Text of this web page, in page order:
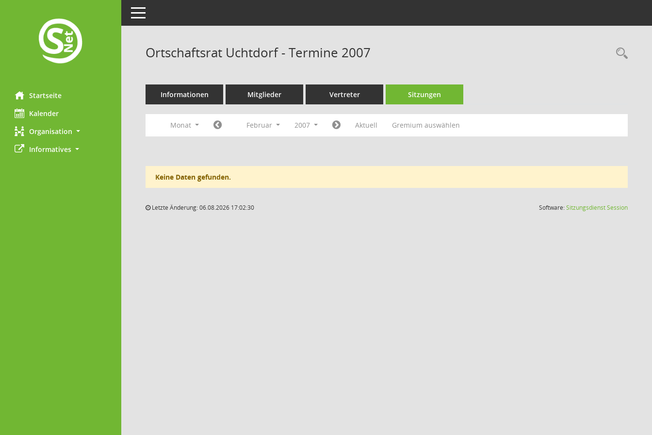
Startseite
Kalender
Organisation
Informatives
Toggle navigation
Ortschaftsrat Uchtdorf - Termine 2007
Informationen Mitglieder Vertreter Sitzungen
Monat Februar 2007 Aktuell Gremium auswählen
Keine Daten gefunden.
Letzte Änderung: 06.08.2026 17:02:30 Software:SitzungsdienstSession(Wird in